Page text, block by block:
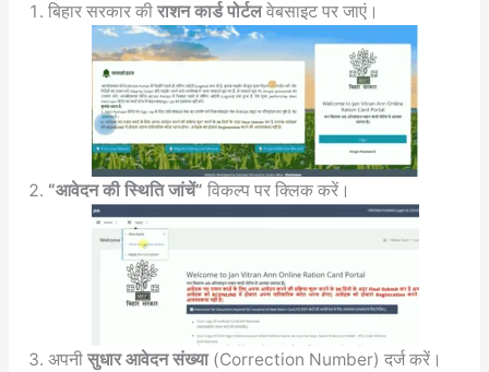
बिहार सरकार की राशन कार्ड पोर्टलवेबसाइट पर जाएं।
“आवेदन की स्थिति जांचें” विकल्प पर क्लिक करें।
अपनी सुधार आवेदन संख्या(Correction Number) दर्ज करें।